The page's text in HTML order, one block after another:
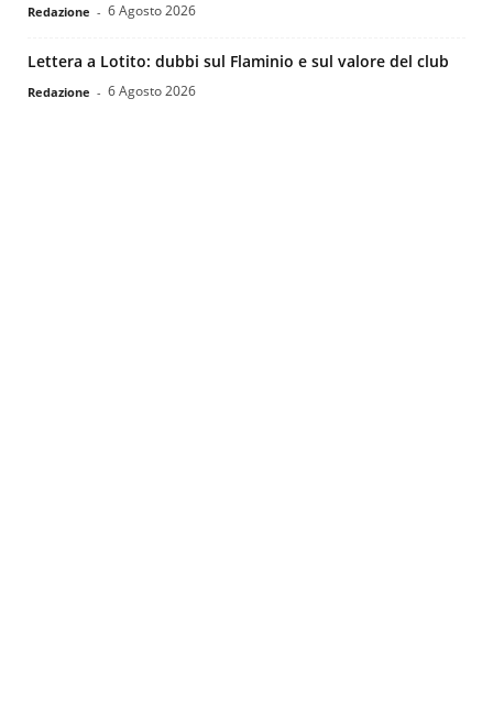
Redazione - 6 Agosto 2026
Lettera a Lotito: dubbi sul Flaminio e sul valore del club
Redazione - 6 Agosto 2026